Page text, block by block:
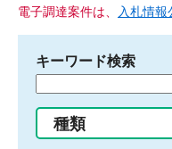
電子調達案件は、 入札情報
キーワード検索
る
種類